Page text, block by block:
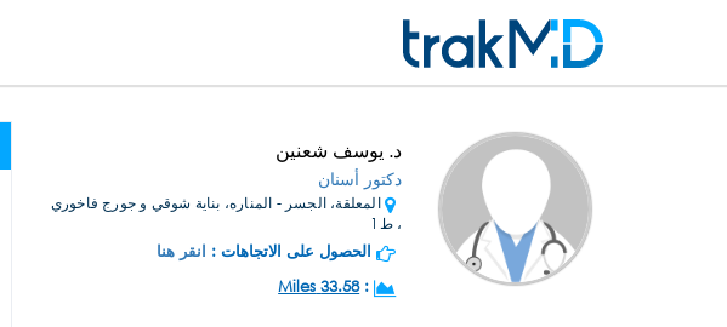
د. يوسف شعنين
دكتور أسنان
المعلقة، الجسر - المناره، بناية شوقي و جورج فاخوري
، ط1
الحصول على الاتجاهات : انقر هنا
:
33.58 Miles